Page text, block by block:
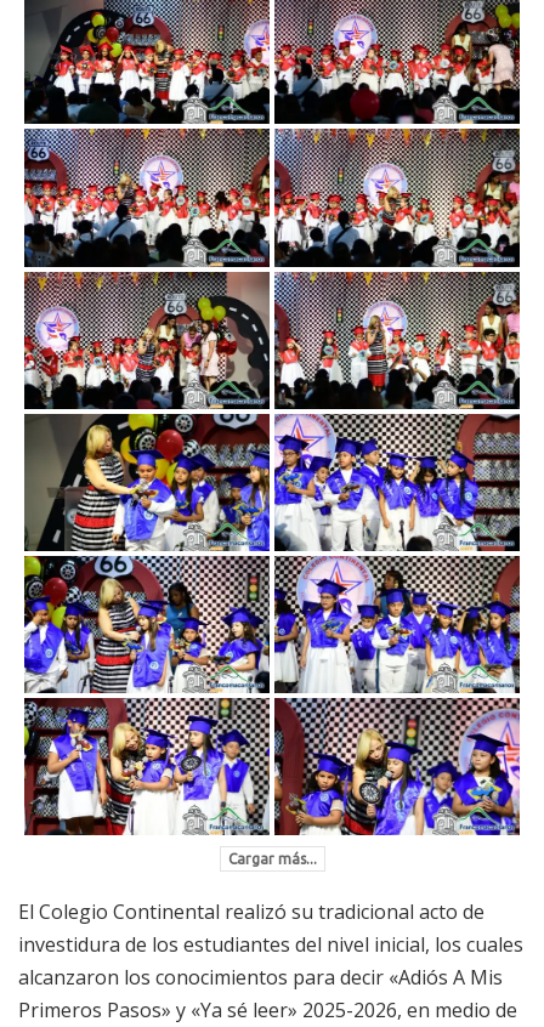
Cargar más...
El Colegio Continental realizó su tradicional acto de
investidura de los estudiantes del nivel inicial, los cuales
alcanzaron los conocimientos para decir «Adiós A Mis
Primeros Pasos» y «Ya sé leer» 2025-2026, en medio de